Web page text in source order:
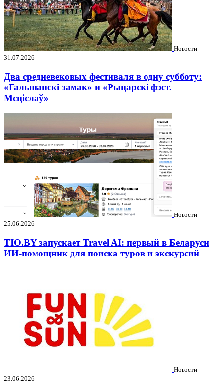
Новости
31.07.2026
Два средневековых фестиваля в одну субботу:
«Гальшанскі замак» и «Рыцарскі фэст.
Мсціслаў»
Новости
25.06.2026
TIO.BY запускает Travel AI: первый в Беларуси
ИИ-помощник для поиска туров и экскурсий
Новости
23.06.2026